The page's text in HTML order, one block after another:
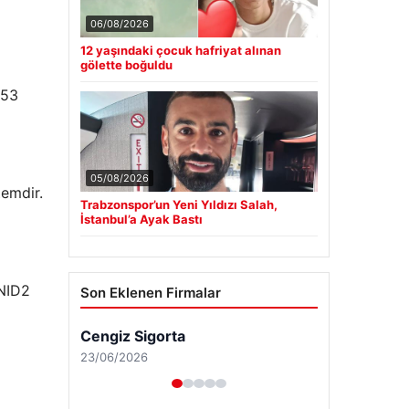
06/08/2026
12 yaşındaki çocuk hafriyat alınan
gölette boğuldu
05/08/2026
Trabzonspor’un Yeni Yıldızı Salah,
İstanbul’a Ayak Bastı
Son Eklenen Firmalar
Cengiz Sigorta
23/06/2026